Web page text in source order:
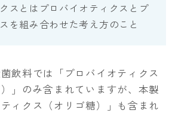
スとはプロバイオティクスとプ
を組み合わせた考え方のこと
飲料では「プロバイオティクス
）」のみ含まれていますが、本製
ィクス（オリゴ糖）」も含まれ